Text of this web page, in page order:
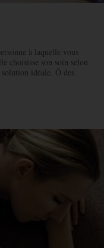
à laquelle vous
choisisse son soin selon
idéale. Ô des